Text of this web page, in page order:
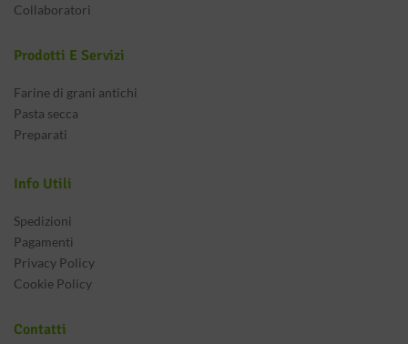
Collaboratori
Prodotti E Servizi
Farine di grani antichi
Pasta secca
Preparati
Info Utili
Spedizioni
Pagamenti
Privacy Policy
Cookie Policy
Contatti